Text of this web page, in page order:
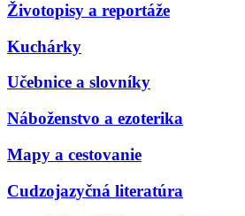
Životopisy a reportáže
Kuchárky
Učebnice a slovníky
Náboženstvo a ezoterika
Mapy a cestovanie
Cudzojazyčná literatúra